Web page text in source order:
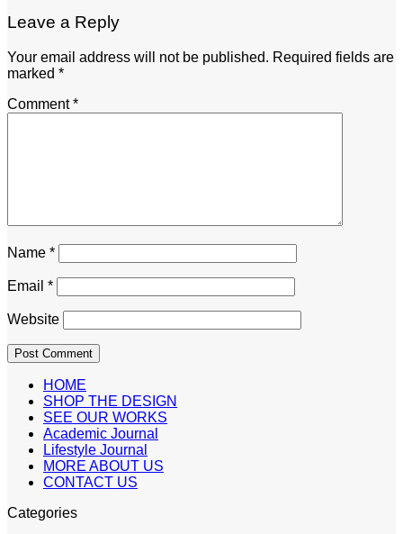
Leave a Reply
Your email address will not be published. Required fields are
marked *
Comment*
Name *
Email *
Website
HOME
SHOP THE DESIGN
SEE OUR WORKS
Academic Journal
Lifestyle Journal
MORE ABOUT US
CONTACT US
Categories